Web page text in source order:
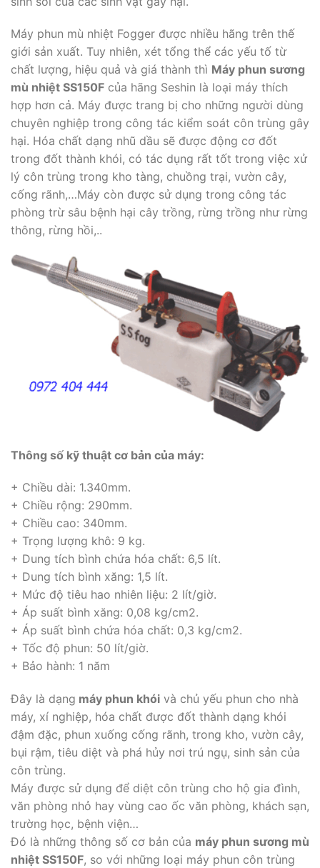
Máy phun mù nhiệt Fogger được nhiều hãng trên thế
giới sản xuất. Tuy nhiên, xét tổng thể các yếu tố từ
chất lượng, hiệu quả và giá thành thì Máy phun sương
mù nhiệt SS150F của hãng Seshin là loại máy thích
hợp hơn cả. Máy được trang bị cho những người dùng
chuyên nghiệp trong công tác kiểm soát côn trùng gây
hại. Hóa chất dạng nhũ dầu sẽ được động cơ đốt
trong đốt thành khói, có tác dụng rất tốt trong việc xử
lý côn trùng trong kho tàng, chuồng trại, vườn cây,
cống rãnh,…Máy còn được sử dụng trong công tác
phòng trừ sâu bệnh hại cây trồng, rừng trồng như rừng
thông, rừng hồi,..
Thông số kỹ thuật cơ bản của máy:
+ Chiều dài: 1.340mm.
+ Chiều rộng: 290mm.
+ Chiều cao: 340mm.
+ Trọng lượng khô: 9 kg.
+ Dung tích bình chứa hóa chất: 6,5 lít.
+ Dung tích bình xăng: 1,5 lít.
+ Mức độ tiêu hao nhiên liệu: 2 lít/giờ.
+ Áp suất bình xăng: 0,08 kg/cm2.
+ Áp suất bình chứa hóa chất: 0,3 kg/cm2.
+ Tốc độ phun: 50 lít/giờ.
+ Bảo hành: 1 năm
Đây là dạng máy phun khói và chủ yếu phun cho nhà
máy, xí nghiệp, hóa chất được đốt thành dạng khói
đậm đặc, phun xuống cống rãnh, trong kho, vườn cây,
bụi rậm, tiêu diệt và phá hủy nơi trú ngụ, sinh sản của
côn trùng.
Máy được sử dụng để diệt côn trùng cho hộ gia đình,
văn phòng nhỏ hay vùng cao ốc văn phòng, khách sạn,
trường học, bệnh viện…
Đó là những thông số cơ bản của máy phun sương mù
nhiệt SS150F, so với những loại máy phun côn trùng